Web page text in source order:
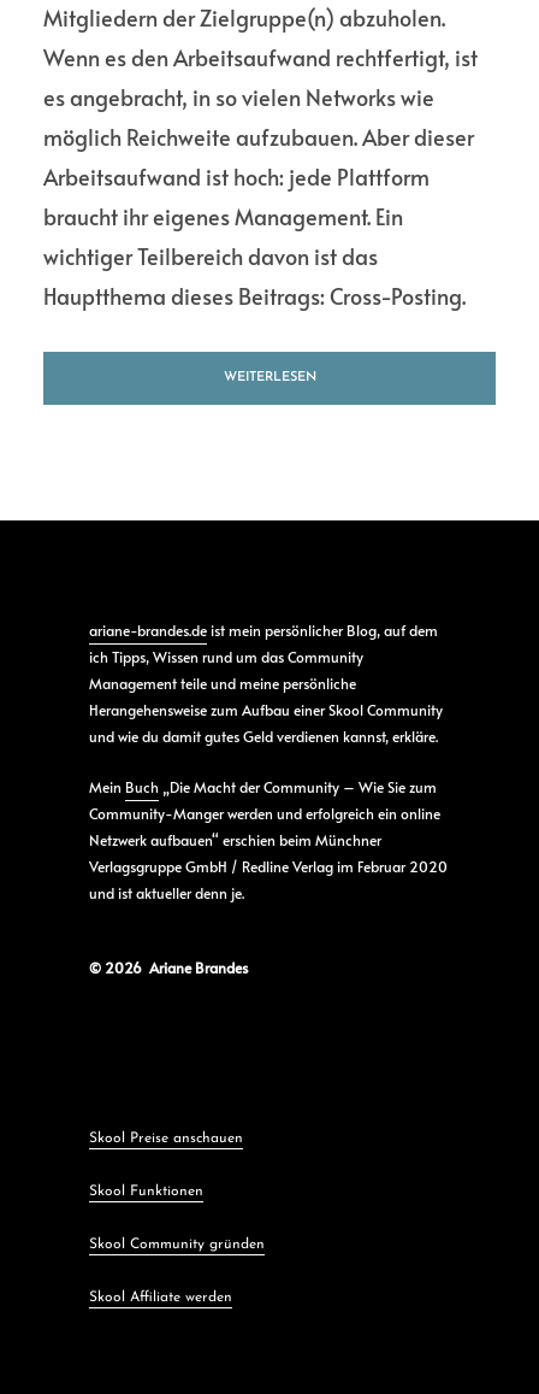
Mitgliedern der Zielgruppe(n) abzuholen.
Wenn es den Arbeitsaufwand rechtfertigt, ist
es angebracht, in so vielen Networks wie
möglich Reichweite aufzubauen. Aber dieser
Arbeitsaufwand ist hoch: jede Plattform
braucht ihr eigenes Management. Ein
wichtiger Teilbereich davon ist das
Hauptthema dieses Beitrags: Cross-Posting.
WEITERLESEN
ariane-brandes.de ist mein persönlicher Blog, auf dem
ich Tipps, Wissen rund um das Community
Management teile und meine persönliche
Herangehensweise zum Aufbau einer Skool Community
und wie du damit gutes Geld verdienen kannst, erkläre.
Mein Buch „Die Macht der Community – Wie Sie zum
Community-Manger werden und erfolgreich ein online
Netzwerk aufbauen“ erschien beim Münchner
Verlagsgruppe GmbH / Redline Verlag im Februar 2020
und ist aktueller denn je.
© 2026 Ariane Brandes
Skool Preise anschauen
Skool Funktionen
Skool Community gründen
Skool Affiliate werden